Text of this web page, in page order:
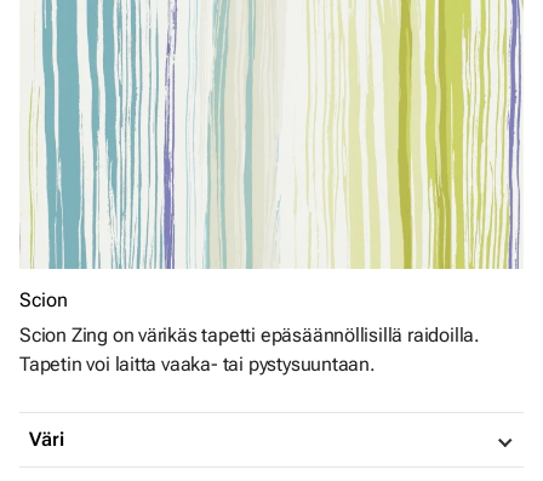
Scion
Scion Zing on värikäs tapetti epäsäännöllisillä raidoilla.
Tapetin voi laitta vaaka- tai pystysuuntaan.
Väri